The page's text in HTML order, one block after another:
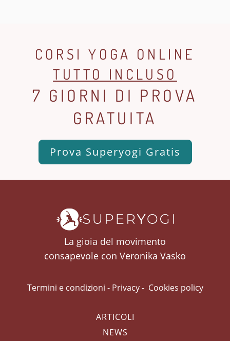
CORSI YOGA ONLINE
TUTTO INCLUSO
7 GIORNI DI PROVA
GRATUITA
Prova Superyogi Gratis
La gioia del movimento
consapevole con Veronika Vasko
Termini e condizioni - Privacy- Cookies policy
ARTICOLI
NEWS